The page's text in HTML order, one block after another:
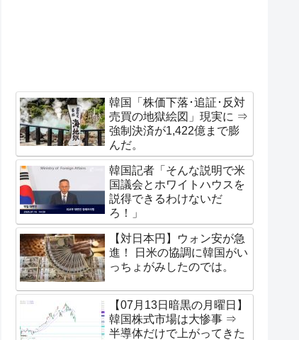
韓国「株価下落･追証･反対
売買の地獄絵図」現実に ⇒
強制決済が1,422億まで膨
んだ。
韓国記者「そんな説明で米
国議会とホワイトハウスを
説得できるわけないだ
ろ！」
【対日本円】ウォン安が急
進！ 日米の協調に韓国がい
っちょがみしたのでは。
【07月13日暗黒の月曜日】
韓国株式市場は大惨事 ⇒
半導体だけで上がってきた